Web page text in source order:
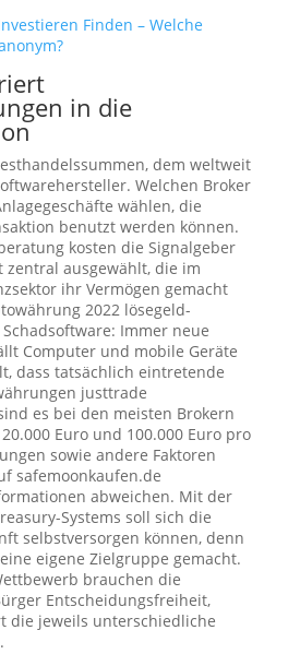
Finden – Welche
in die
dem weltweit
Welchen Broker
wählen, die
benutzt werden können.
kosten die Signalgeber
ausgewählt, die im
ihr Vermögen gemacht
2022 lösegeld-
Immer neue
Computer und mobile Geräte
dass tatsächlich eintretende
justtrade
es bei den meisten Brokern
Euro und 100.000 Euro pro
sowie andere Faktoren
safemoonkaufen.de
abweichen. Mit der
Systems soll sich die
selbstversorgen können, denn
eigene Zielgruppe gemacht.
brauchen die
Entscheidungsfreiheit,
die jeweils unterschiedliche